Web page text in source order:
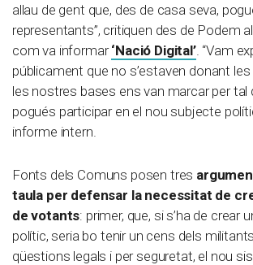
allau de gent que, des de casa seva,
representants”, critiquen des de Podem
com va informar‘Nació Digital’. “Vam
públicament que no s’estaven donant
les nostres bases ens van marcar per tal
pogués participar en el nou subjecte
informe intern.
Fonts dels Comuns posen tres
taula per defensar la necessitat de
de votants: primer, que, si s’ha de crear
polític, seria bo tenir un cens dels
qüestions legals i per seguretat, el nou